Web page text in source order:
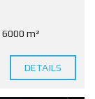
6000 m²
DETAILS